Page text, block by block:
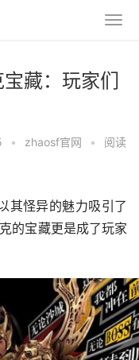
藏：玩家们
• zhaosf官网 •
阅读
的宝藏更是成了玩家